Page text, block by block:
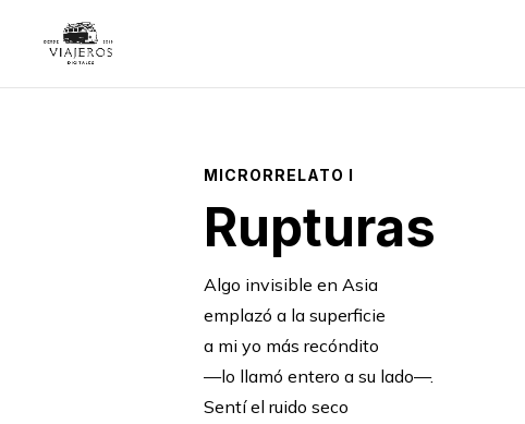
MICRORRELATO I
Rupturas
Algo invisible en Asia
emplazó a la superficie
a mi yo más recóndito
—lo llamó entero a su lado—.
Sentí el ruido seco